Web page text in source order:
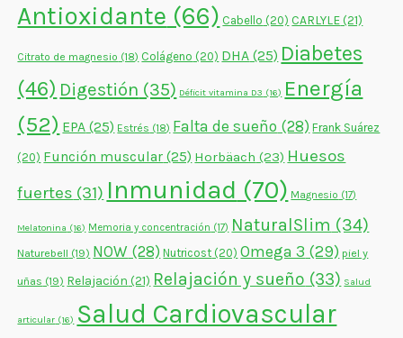
Antioxidante (66) Cabello (20) CARLYLE(21)
Citrato de magnesio (18) Colágeno (20) DHA (25) Diabetes
(46) Digestión (35) Déficit vitamina D3 (16) Energía
(52) EPA (25) Estrés (18) Falta de sueño (28) Frank Suárez
(20) Función muscular (25) Horbäach (23) Huesos
fuertes (31) Inmunidad (70) Magnesio (17)
Melatonina (16) Memoria y concentración (17) NaturalSlim (34)
Naturebell (19) NOW (28) Nutricost (20) Omega 3 (29) piel y
uñas (19) Relajación (21) Relajación y sueño (33) Salud
articular (16) Salud Cardiovascular